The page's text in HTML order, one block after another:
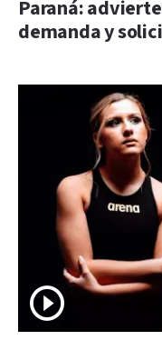
Paraná:
demanda y